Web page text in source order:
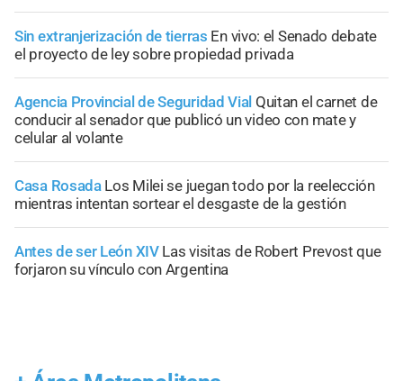
Sin extranjerización de tierras En vivo: el Senado debate
el proyecto de ley sobre propiedad privada
Agencia Provincial de Seguridad Vial Quitan el carnet de
conducir al senador que publicó un video con mate y
celular al volante
Casa Rosada Los Milei se juegan todo por la reelección
mientras intentan sortear el desgaste de la gestión
Antes de ser León XIV Las visitas de Robert Prevost que
forjaron su vínculo con Argentina